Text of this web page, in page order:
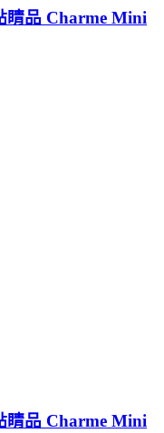
睛品 Charme Mini
睛品 Charme Mini